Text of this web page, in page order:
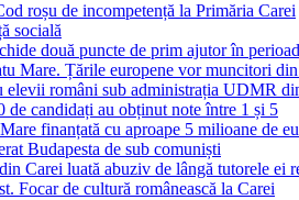
roșu de incompetență la Primăria Carei
socială
două puncte de prim ajutor în
Mare. Țările europene vor muncitori
elevii români sub administrația UDMR
candidați au obținut note între 1 și 5
finanțată cu aproape 5 milioane de
Budapesta de sub comuniști
Carei luată abuziv de lângă tutorele ei
Focar de cultură românească la Carei